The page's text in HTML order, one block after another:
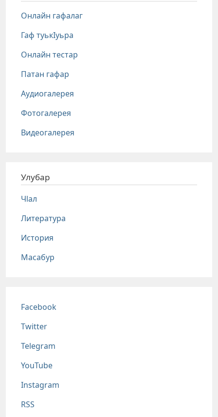
Онлайн гафалаг
Гаф туькIуьра
Онлайн тестар
Патан гафар
Аудиогалерея
Фотогалерея
Видеогалерея
Улубар
Чlал
Литература
История
Масабур
Соц сети
Facebook
Twitter
Telegram
YouTube
Instagram
RSS